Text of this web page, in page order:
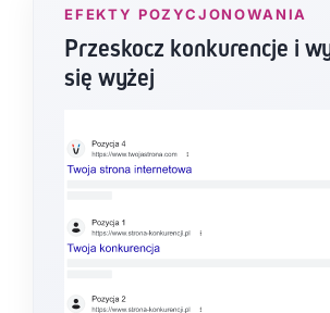
szybkości i dopracowania wersji
EFEKTY POZYCJONOWANIA
Przeskocz konkurencje i
się wyżej